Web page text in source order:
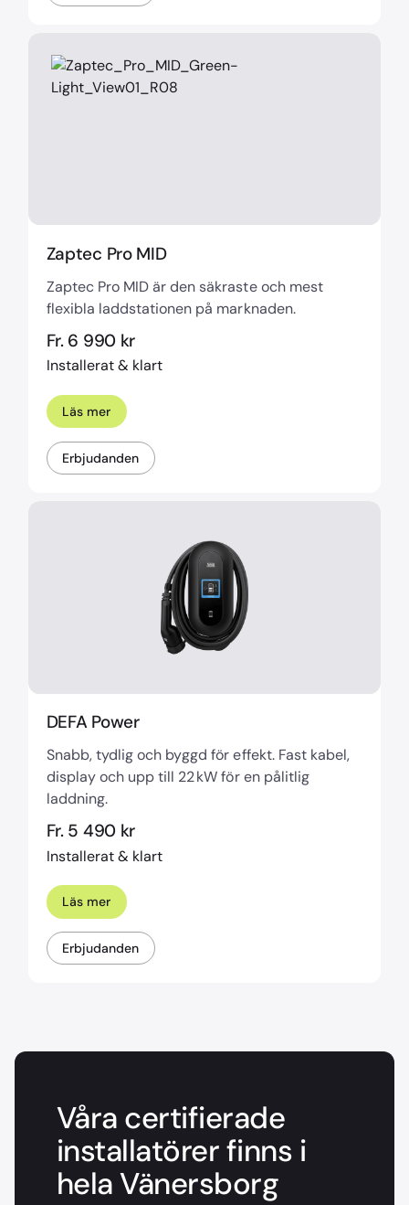
Zaptec Pro MID
Zaptec Pro MID är den säkraste och mest
flexibla laddstationen på marknaden.
Fr. 6 990 kr
Installerat & klart
Läs mer
Erbjudanden
DEFA Power
Snabb, tydlig och byggd för effekt. Fast kabel,
display och upp till 22 kW för en pålitlig
laddning.
Fr. 5 490 kr
Installerat & klart
Läs mer
Erbjudanden
Våra certifierade
installatörer finns i
hela Vänersborg